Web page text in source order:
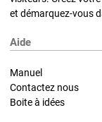
et démarquez-vous
Aide
Manuel
Contactez nous
Boite à idées